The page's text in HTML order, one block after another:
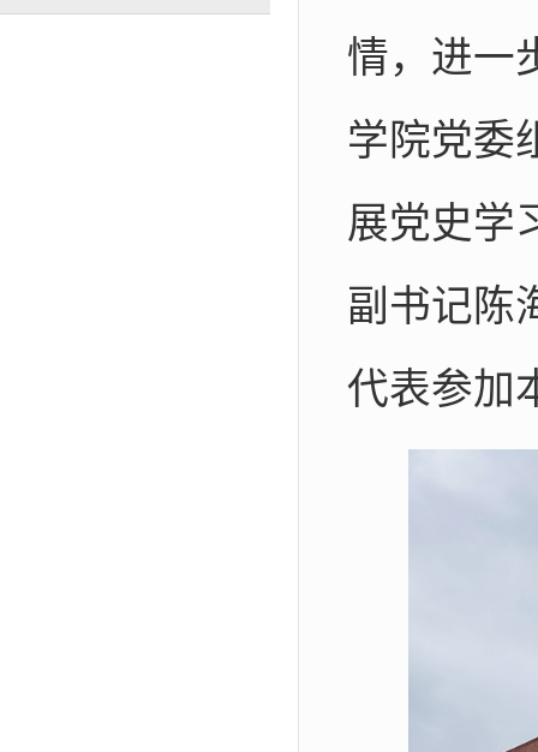
情，进一
学院党委
展党史学
副书记陈
代表参加